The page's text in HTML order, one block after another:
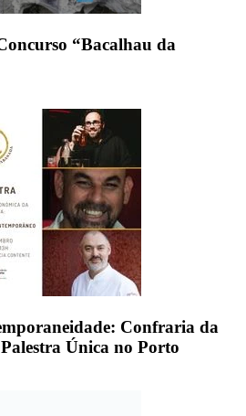
“Bacalhau da
Confraria da
Única no Porto